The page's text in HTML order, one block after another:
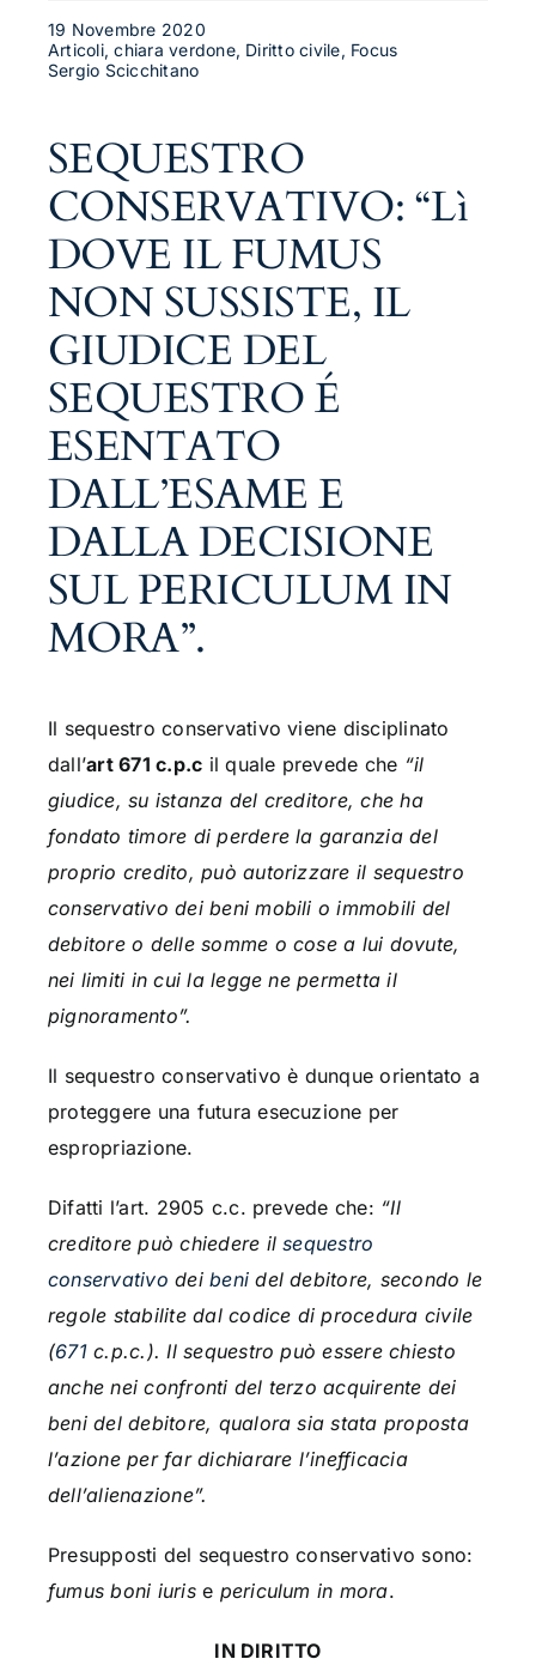
19 Novembre 2020
Articoli, chiara verdone, Diritto civile, Focus
Sergio Scicchitano
SEQUESTRO
CONSERVATIVO: “Lì
DOVE IL FUMUS
NON SUSSISTE, IL
GIUDICE DEL
SEQUESTRO É
ESENTATO
DALL’ESAME E
DALLA DECISIONE
SUL PERICULUM IN
MORA”.
Il sequestro conservativo viene disciplinato
dall’art 671 c.p.c il quale prevede che “il
giudice, su istanza del creditore, che ha
fondato timore di perdere la garanzia del
proprio credito, può autorizzare il sequestro
conservativo dei beni mobili o immobili del
debitore o delle somme o cose a lui dovute,
nei limiti in cui la legge ne permetta il
pignoramento”.
Il sequestro conservativo è dunque orientato a
proteggere una futura esecuzione per
espropriazione.
Difatti l’art. 2905 c.c. prevede che: “Il
creditore può chiedere ilsequestro
conservativo deibeni del debitore, secondo le
regole stabilite dal codice di procedura civile
(671c.p.c.). Il sequestro può essere chiesto
anche nei confronti del terzo acquirente dei
beni del debitore, qualora sia stata proposta
l’azione per far dichiarare l’inefficacia
dell’alienazione”.
Presupposti del sequestro conservativo sono:
fumus boni iurise periculum in mora.
IN DIRITTO